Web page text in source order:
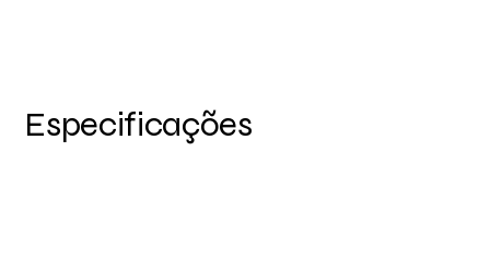
Especificações